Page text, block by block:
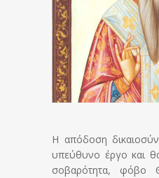
Η απόδοση
υπεύθυνο έργο και
σοβαρότητα, φόβο